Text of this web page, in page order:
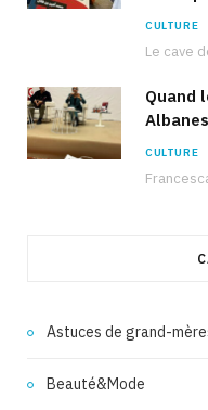
CULTURE
Quand
CULTURE
Astuces de grand-
Beauté&Mode